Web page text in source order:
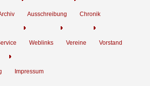
Ausschreibung Chronik
Weblinks Vereine Vorstand
Impressum